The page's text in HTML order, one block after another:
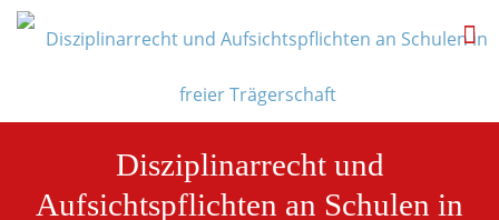
Disziplinarrecht und
Aufsichtspflichten an Schulen in